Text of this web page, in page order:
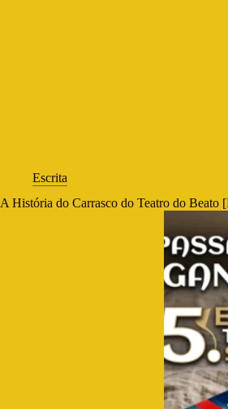
Escrita
A História do Carrasco do Teatro do Beato